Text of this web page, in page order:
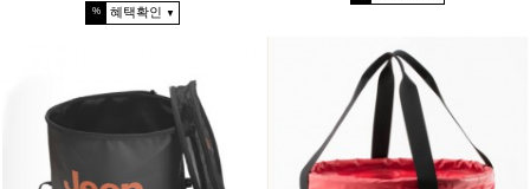
% 혜택확인 ▼